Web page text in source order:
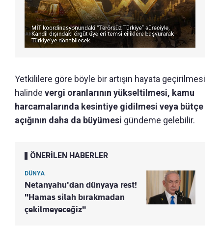
Yetkililere göre böyle bir artışın hayata geçirilmesi
halinde vergi oranlarının yükseltilmesi, kamu
harcamalarında kesintiye gidilmesi veya bütçe
açığının daha da büyümesi gündeme gelebilir.
ÖNERİLEN HABERLER
DÜNYA
Netanyahu'dan dünyaya rest!
"Hamas silah bırakmadan
çekilmeyeceğiz"